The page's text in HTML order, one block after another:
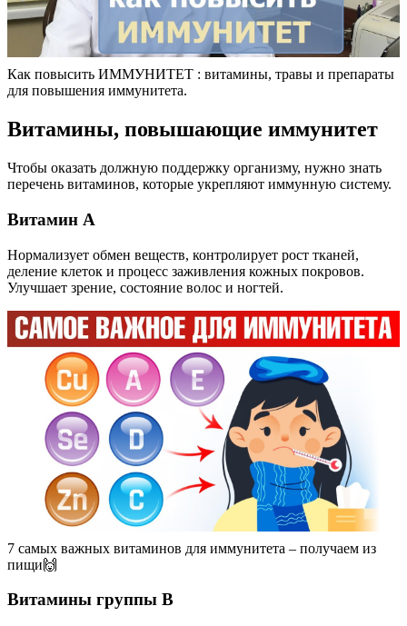
Как повысить ИММУНИТЕТ : витамины, травы и препараты
для повышения иммунитета.
Витамины, повышающие иммунитет
Чтобы оказать должную поддержку организму, нужно знать
перечень витаминов, которые укрепляют иммунную систему.
Витамин А
Нормализует обмен веществ, контролирует рост тканей,
деление клеток и процесс заживления кожных покровов.
Улучшает зрение, состояние волос и ногтей.
7 самых важных витаминов для иммунитета – получаем из
пищи🙌
Витамины группы В